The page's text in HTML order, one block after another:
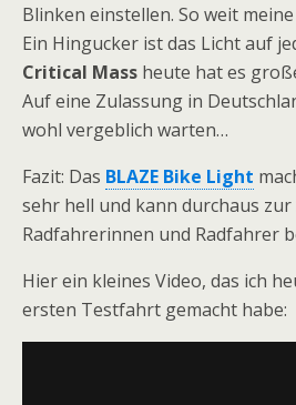
Blinken einstellen. So weit
Ein Hingucker ist das Licht auf
Critical Mass heute hat es
Auf eine Zulassung in
wohl vergeblich warten…
Fazit: Das BLAZE Bike Light
sehr hell und kann durchaus
Radfahrerinnen und Radfahrer
Hier ein kleines Video, das ich
ersten Testfahrt gemacht habe: